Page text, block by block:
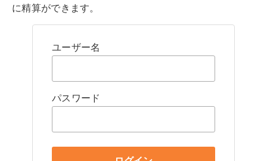
に精算ができます。
ユーザー名
パスワード